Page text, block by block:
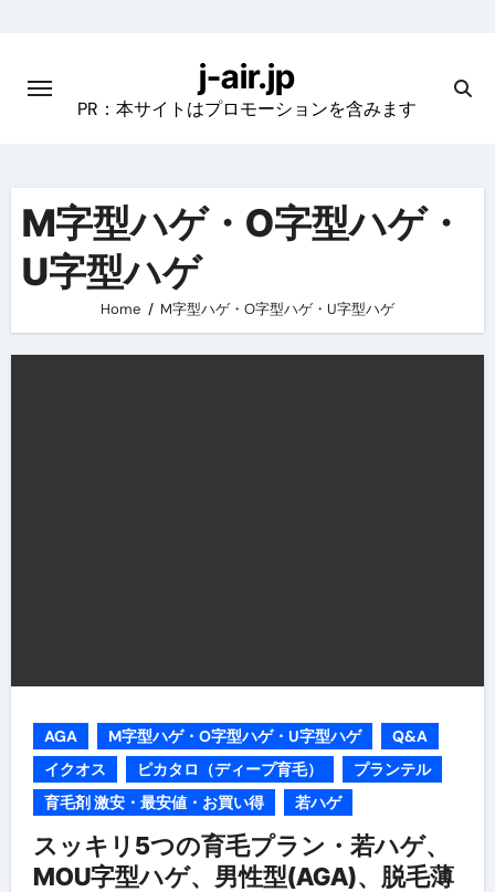
content
j-air.jp
PR：本サイトはプロモーションを含みます
M字型ハゲ・O字型ハゲ・
U字型ハゲ
Home M字型ハゲ・O字型ハゲ・U字型ハゲ
AGA M字型ハゲ・O字型ハゲ・U字型ハゲ
Q&A
イクオス
ピカタロ（ディープ育毛）
プランテル
育毛剤 激安・最安値・お買い得
若ハゲ
スッキリ5つの育毛プラン・若ハゲ、
MOU字型ハゲ、男性型(AGA)、脱毛薄